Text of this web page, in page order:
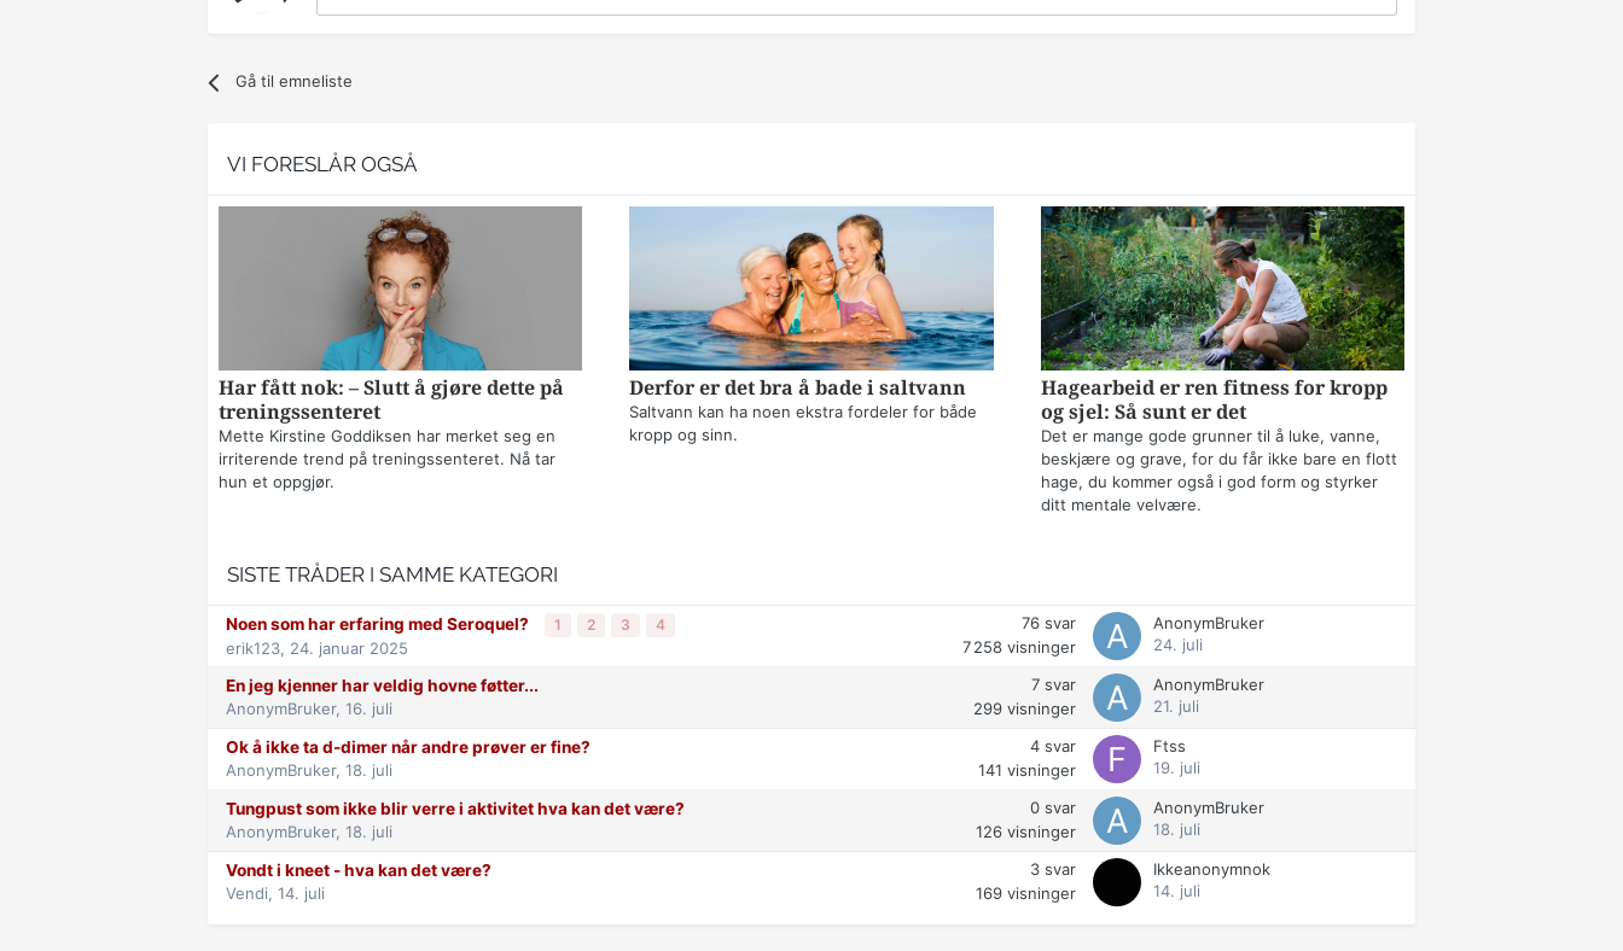
Gå til emneliste
VI FORESLÅR OGSÅ
Har fått nok: – Slutt å gjøre dette på
treningssenteret
Mette Kirstine Goddiksen har merket seg en
irriterende trend på treningssenteret. Nå tar
hun et oppgjør.
Derfor er det bra å bade i saltvann
Saltvann kan ha noen ekstra fordeler for både
kropp og sinn.
Hagearbeid er ren fitness for kropp
og sjel: Så sunt er det
Det er mange gode grunner til å luke, vanne,
beskjære og grave, for du får ikke bare en flott
hage, du kommer også i god form og styrker
ditt mentale velvære.
SISTE TRÅDER I SAMME KATEGORI
Noen som har erfaring med Seroquel? 1 2 3 4
erik123, 24. januar 2025
76 svar
7 258 visninger
AnonymBruker
24. juli
En jeg kjenner har veldig hovne føtter...
AnonymBruker, 16. juli
7 svar
299 visninger
AnonymBruker
21. juli
Ok å ikke ta d-dimer når andre prøver er fine?
AnonymBruker, 18. juli
4 svar
141 visninger
Ftss
19. juli
Tungpust som ikke blir verre i aktivitet hva kan det være?
AnonymBruker, 18. juli
0 svar
126 visninger
AnonymBruker
18. juli
Vondt i kneet - hva kan det være?
Vendi, 14. juli
3 svar
169 visninger
Ikkeanonymnok
14. juli